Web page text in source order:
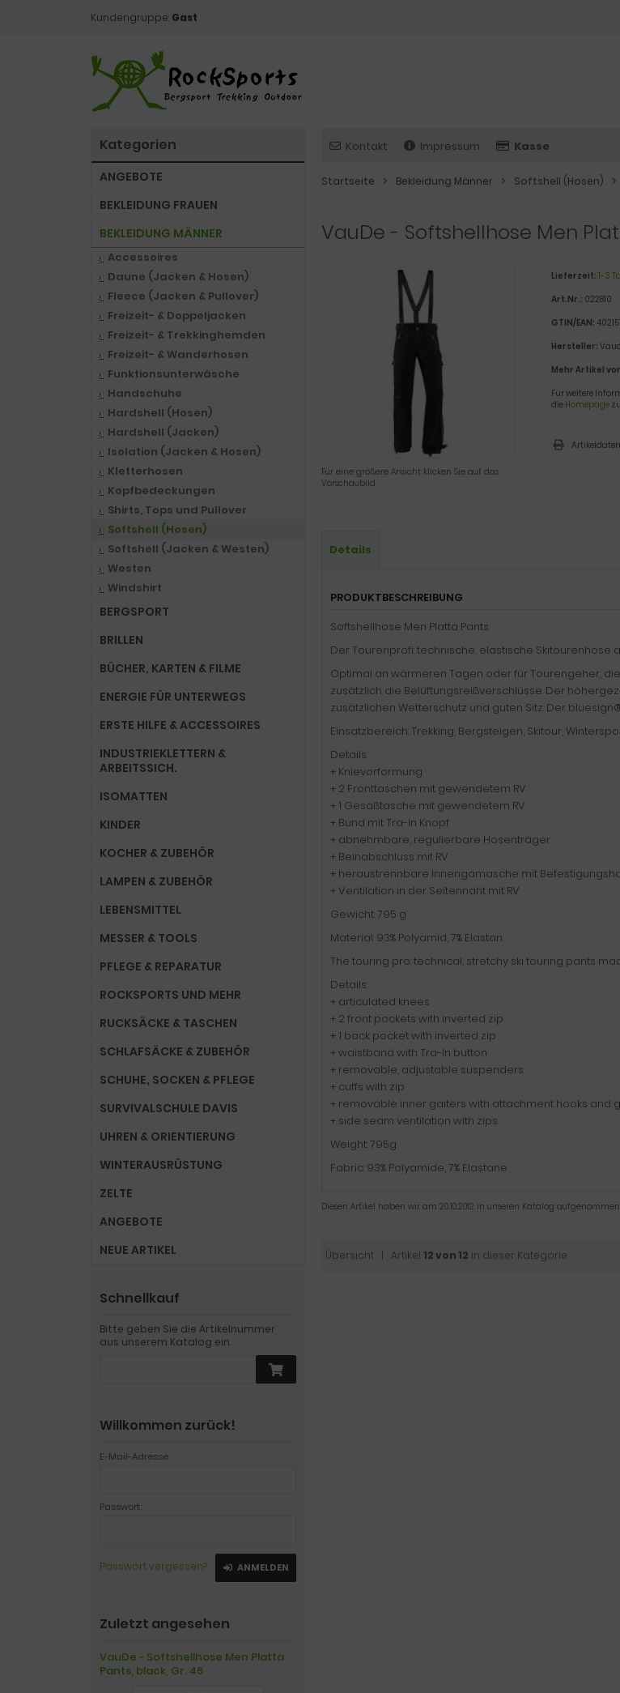
Kundengruppe: Gast
Kontakt Impressum Kasse
Startseite Bekleidung Männer Softshell (Hosen)
VauDe - Softshellhose Men
Für eine größere Ansicht klicken Sie auf das
Vorschaubild
Lieferzeit: 1-3
Art.Nr.: 022810
GTIN/EAN:
Hersteller:
Mehr Artikel
Für weitere
die Homepage
Details
PRODUKTBESCHREIBUNG
Softshellhose Men Platta Pants
Der Tourenprofi: technische, elastische
Optimal an wärmeren Tagen oder für Tourengeher,
zusätzlich die Belüftungsreißverschlüsse. Der
zusätzlichen Wetterschutz und guten Sitz. Der
Einsatzbereich: Trekking, Bergsteigen, Skitour,
Details:
+ Knievorformung
+ 2 Fronttaschen mit gewendetem RV
+ 1 Gesäßtasche mit gewendetem RV
+ Bund mit Tra-In Knopf
+ abnehmbare, regulierbare Hosenträger
+ Beinabschluss mit RV
+ heraustrennbare Innengamasche mit
+ Ventilation in der Seitennaht mit RV
Gewicht: 795 g
Material: 93% Polyamid, 7% Elastan
The touring pro: technical, stretchy ski touring pants
Details:
+ articulated knees
+ 2 front pockets with inverted zip
+ 1 back pocket with inverted zip
+ waistband with Tra-In button
+ removable, adjustable suspenders
+ cuffs with zip
+ removable inner gaiters with attachment hooks and
+ side seam ventilation with zips
Weight: 795g
Fabric: 93% Polyamide, 7% Elastane
Diesen Artikel haben wir am 20.10.2012 in unseren Katalog aufgenommen.
Übersicht | Artikel 12 von 12 in dieser Kategorie
Kategorien
ANGEBOTE
BEKLEIDUNG FRAUEN
BEKLEIDUNG MÄNNER
Accessoires
Daune (Jacken & Hosen)
Fleece (Jacken & Pullover)
Freizeit- & Doppeljacken
Freizeit- & Trekkinghemden
Freizeit- & Wanderhosen
Funktionsunterwäsche
Handschuhe
Hardshell (Hosen)
Hardshell (Jacken)
Isolation (Jacken & Hosen)
Kletterhosen
Kopfbedeckungen
Shirts, Tops und Pullover
Softshell (Hosen)
Softshell (Jacken & Westen)
Westen
Windshirt
BERGSPORT
BRILLEN
BÜCHER, KARTEN & FILME
ENERGIE FÜR UNTERWEGS
ERSTE HILFE & ACCESSOIRES
INDUSTRIEKLETTERN &
ARBEITSSICH.
ISOMATTEN
KINDER
KOCHER & ZUBEHÖR
LAMPEN & ZUBEHÖR
LEBENSMITTEL
MESSER & TOOLS
PFLEGE & REPARATUR
ROCKSPORTS UND MEHR
RUCKSÄCKE & TASCHEN
SCHLAFSÄCKE & ZUBEHÖR
SCHUHE, SOCKEN & PFLEGE
SURVIVALSCHULE DAVIS
UHREN & ORIENTIERUNG
WINTERAUSRÜSTUNG
ZELTE
ANGEBOTE
NEUE ARTIKEL
Schnellkauf
Bitte geben Sie die Artikelnummer
aus unserem Katalog ein.
Willkommen zurück!
E-Mail-Adresse:
Passwort:
Passwort vergessen? ANMELDEN
Zuletzt angesehen
VauDe - Softshellhose Men Platta
Pants, black, Gr. 46